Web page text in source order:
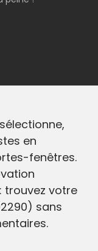
en
fenêtres.
trouvez votre
sans